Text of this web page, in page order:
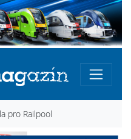
pro Railpool